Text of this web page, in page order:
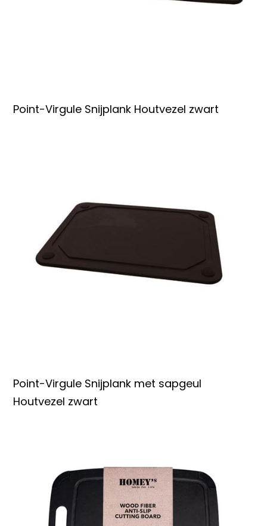
Point-Virgule Snijplank Houtvezel zwart
Point-Virgule Snijplank met sapgeul
Houtvezel zwart